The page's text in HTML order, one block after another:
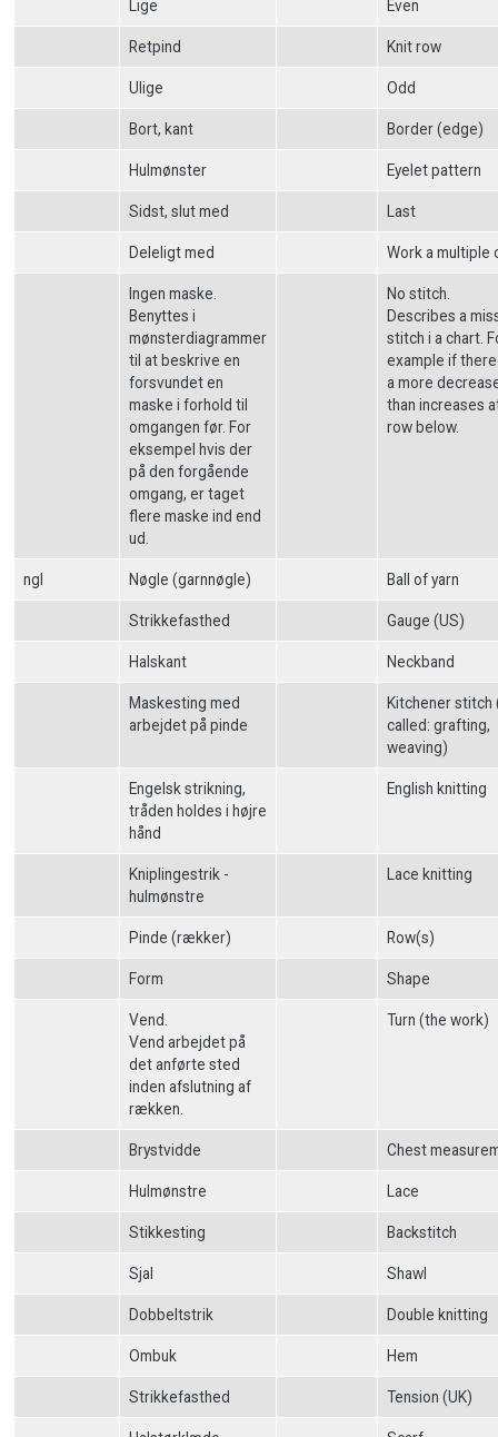
Lige Even
Retpind Knit row
Ulige Odd
Bort, kant Border (edge)
Hulmønster Eyelet pattern
Sidst, slut med Last
Deleligt med Work a multiple
Ingen maske.
Benyttes i
mønsterdiagrammer
til at beskrive en
forsvundet en
maske i forhold til
omgangen før. For
eksempel hvis der
på den forgående
omgang, er taget
flere maske ind end
ud.
No stitch.
Describes a
stitch i a chart.
example if
a more
than increases
row below.
ngl Nøgle (garnnøgle) Ball of yarn
Strikkefasthed Gauge (US)
Halskant Neckband
Maskesting med
arbejdet på pinde
Kitchener stitch
called: grafting,
weaving)
Engelsk strikning,
tråden holdes i højre
hånd
English knitting
Kniplingestrik -
hulmønstre
Lace knitting
Pinde (rækker) Row(s)
Form Shape
Vend.
Vend arbejdet på
det anførte sted
inden afslutning af
rækken.
Turn (the work)
Brystvidde Chest
Hulmønstre Lace
Stikkesting Backstitch
Sjal Shawl
Dobbeltstrik Double knitting
Ombuk Hem
Strikkefasthed Tension (UK)